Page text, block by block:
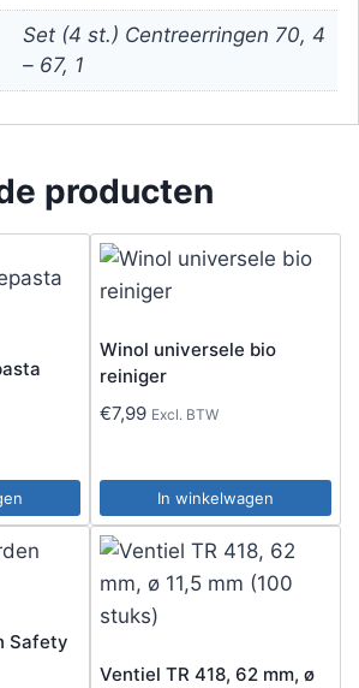
Set (4 st.) Centreerringen 70, 4
– 67, 1
producten
Winol universele bio
reiniger
€7,99 Excl. BTW
In winkelwagen
Safety
Ventiel TR 418, 62 mm, ø